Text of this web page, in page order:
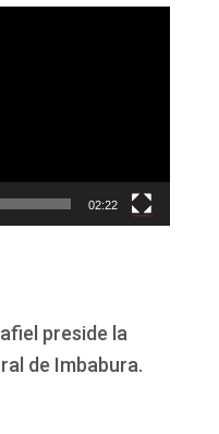
02:22
preside la
de Imbabura.